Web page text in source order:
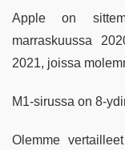
Apple on
marraskuussa
2021, joissa
M1-sirussa on 8-
Olemme